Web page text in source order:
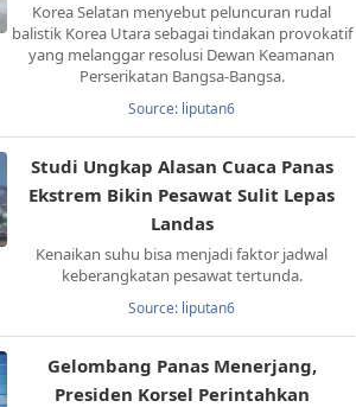
Korea Selatan menyebut peluncuran rudal
balistik Korea Utara sebagai tindakan provokatif
yang melanggar resolusi Dewan Keamanan
Perserikatan Bangsa-Bangsa.
Source: liputan6
Studi Ungkap Alasan Cuaca Panas
Ekstrem Bikin Pesawat Sulit Lepas
Landas
Kenaikan suhu bisa menjadi faktor jadwal
keberangkatan pesawat tertunda.
Source: liputan6
Gelombang Panas Menerjang,
Presiden Korsel Perintahkan